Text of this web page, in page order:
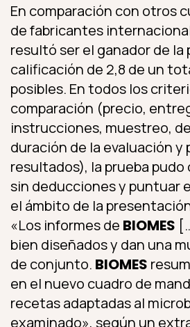
En comparación con otros
de fabricantes
resultó ser el ganador de la
calificación de 2,8 de un
posibles. En todos los
comparación (precio,
instrucciones, muestreo,
duración de la evaluación
resultados), la prueba
sin deducciones y puntuar
el ámbito de la
«Los informes de BIOMES
bien diseñados y dan una
de conjunto. BIOMES
en el nuevo cuadro de
recetas adaptadas al
examinado», según un